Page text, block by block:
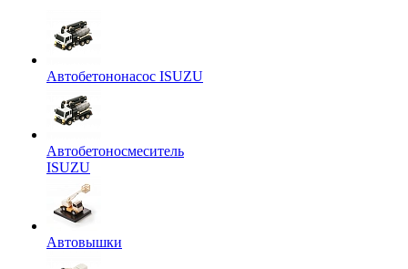
Автобетононасос ISUZU
Автобетоносмеситель
ISUZU
Автовышки